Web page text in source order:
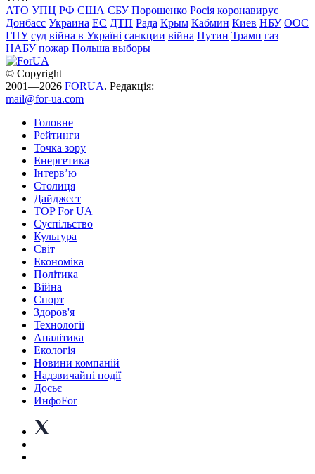
АТО УПЦ РФ США СБУ Порошенко Росія коронавирус
Донбасс Украина ЕС ДТП Рада Крым Кабмин Киев НБУ ООС
ГПУ суд війна в Україні санкции війна Путин Трамп газ
НАБУ пожар Польша выборы
© Copyright
2001—2026 FORUA. Редакція:
mail@for-ua.com
Головне
Рейтинги
Точка зору
Енергетика
Інтерв’ю
Столиця
Дайджест
TOP For UA
Суспiльство
Культура
Світ
Економіка
Політика
Війна
Спорт
Здоров'я
Технології
Аналітика
Екологія
Новини компаній
Надзвичайні події
Досьє
ИнфоFor